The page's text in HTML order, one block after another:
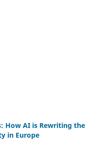
How AI is Rewriting the
in Europe